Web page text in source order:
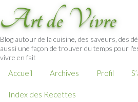
Art de Vivre
Blog autour de la cuisine, des saveurs, des
aussi une façon de trouver du temps pour
vivre en fait
Accueil Archives Profil
Index des Recettes